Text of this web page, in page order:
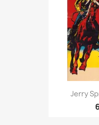
Jerry